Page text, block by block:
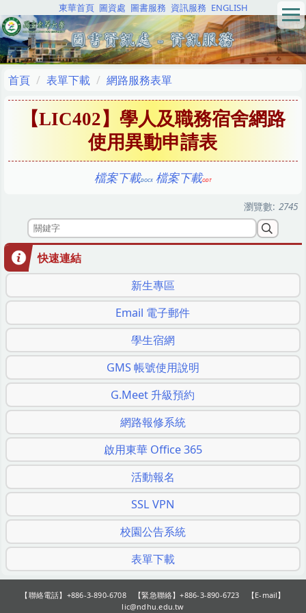
到
主
要
容
區
東華首頁 圖資處 圖書服務 資訊服務 ENGLISH
首頁 表單下載 網路服務表單
【LIC402】學人及職務宿舍網路
使用異動申請表
檔案下載 檔案下載
瀏覽數: 2745
快速連結
新生專區
Email 電子郵件
學生宿網
GMS 帳號使用說明
G.Meet 升級預約
網路報修系統
啟用東華 Office 365
活動報名
SSL VPN
校園公告系統
表單下載
【聯絡電話】+886-3-890-6708 【緊急聯絡】+886-3-890-6723 【E-mail】
lic@ndhu.edu.tw